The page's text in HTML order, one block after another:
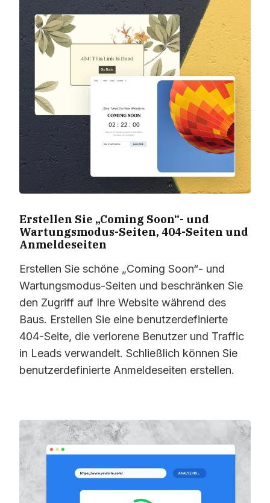
Erstellen Sie „Coming Soon“- und
Wartungsmodus-Seiten, 404-Seiten und
Anmeldeseiten
Erstellen Sie schöne „Coming Soon“- und
Wartungsmodus-Seiten und beschränken Sie
den Zugriff auf Ihre Website während des
Baus. Erstellen Sie eine benutzerdefinierte
404-Seite, die verlorene Benutzer und Traffic
in Leads verwandelt. Schließlich können Sie
benutzerdefinierte Anmeldeseiten erstellen.